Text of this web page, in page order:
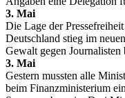
3. Mai
Die Lage der
Deutschland stieg im
Gewalt gegen Journalisten
3. Mai
Gestern mussten alle
beim Finanzministerium